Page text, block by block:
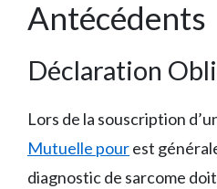
Antécédents
Déclaration
Lors de la souscription
Mutuelle pourest
diagnostic de sarcome